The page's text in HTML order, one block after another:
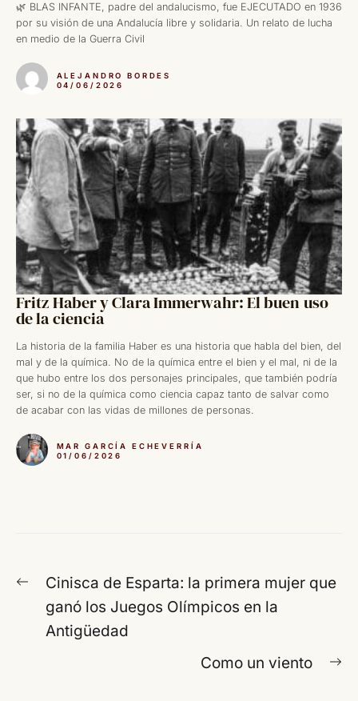
🌿 BLAS INFANTE, padre del andalucismo, fue EJECUTADO en 1936
por su visión de una Andalucía libre y solidaria. Un relato de lucha
en medio de la Guerra Civil
ALEJANDRO BORDES
04/06/2026
Fritz Haber y Clara Immerwahr: El buen uso
de la ciencia
La historia de la familia Haber es una historia que habla del bien, del
mal y de la química. No de la química entre el bien y el mal, ni de la
que hubo entre los dos personajes principales, que también podría
ser, si no de la química como ciencia capaz tanto de salvar como
de acabar con las vidas de millones de personas.
MAR GARCÍA ECHEVERRÍA
01/06/2026
Navegación
entradas
Entrada
anterior:
Cinisca de Esparta: la primera mujer que
ganó los Juegos Olímpicos en la
Antigüedad
Como un viento